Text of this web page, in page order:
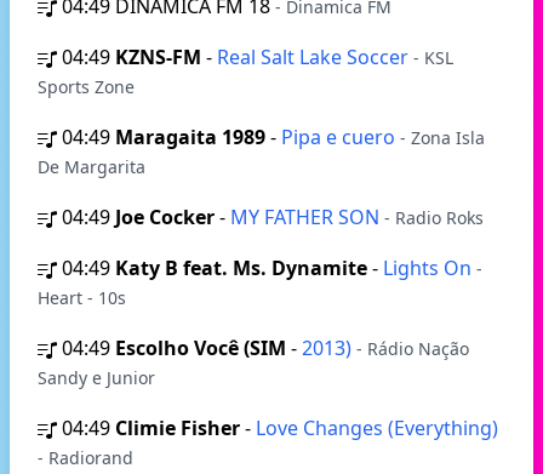
04:49 DINAMICA FM 18 - Dinamica FM
04:49 KZNS-FM - Real Salt Lake Soccer - KSL
Sports Zone
04:49 Maragaita 1989- Pipa e cuero - Zona Isla
De Margarita
04:49 Joe Cocker- MY FATHER SON - Radio Roks
04:49 Katy B feat. Ms. Dynamite- Lights On -
Heart - 10s
04:49 Escolho Você (SIM -2013) - Rádio Nação
Sandy e Junior
04:49 Climie Fisher- Love Changes (Everything)
- Radiorand